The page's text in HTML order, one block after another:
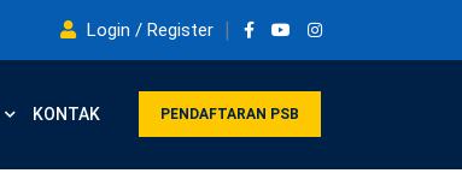
Login / Register
PENDAFTARAN PSB
KONTAK